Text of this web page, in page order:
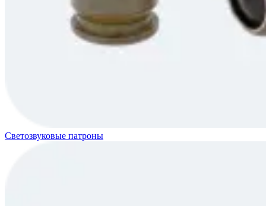
Светозвуковые патроны